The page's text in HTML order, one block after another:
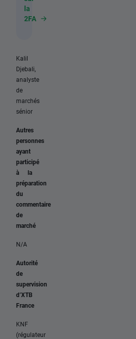
la
2FA
Kalil
Djebali,
analyste
de
marchés
sénior
Autres
personnes
ayant
participé
à la
préparation
du
commentaire
de
marché
N/A
Autorité
de
supervision
d’XTB
France
KNF
(régulateur